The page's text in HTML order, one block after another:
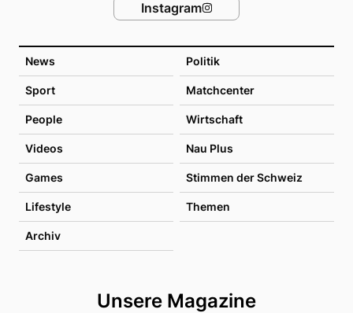
News Politik
Sport Matchcenter
People Wirtschaft
Videos Nau Plus
Games Stimmen der Schweiz
Lifestyle Themen
Archiv
Unsere Magazine
Instagram